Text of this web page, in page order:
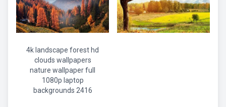
4k landscape forest hd
clouds wallpapers
nature wallpaper full
1080p laptop
backgrounds 2416